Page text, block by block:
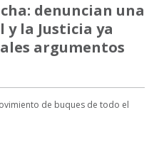
denuncian una
la Justicia ya
argumentos
de buques de todo el